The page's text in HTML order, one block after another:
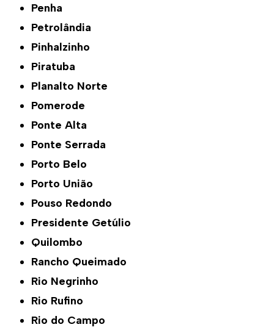
Penha
Petrolândia
Pinhalzinho
Piratuba
Planalto Norte
Pomerode
Ponte Alta
Ponte Serrada
Porto Belo
Porto União
Pouso Redondo
Presidente Getúlio
Quilombo
Rancho Queimado
Rio Negrinho
Rio Rufino
Rio do Campo